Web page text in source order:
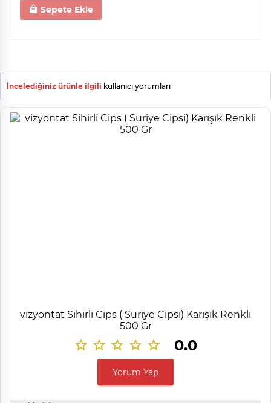
Sepete Ekle
İncelediğiniz ürünle ilgili kullanıcı yorumları
vizyontat Sihirli Cips ( Suriye Cipsi) Karışık Renkli
500 Gr
0.0
Yorum Yap